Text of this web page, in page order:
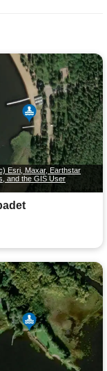
Esri, Maxar, Earthstar
and the GIS User